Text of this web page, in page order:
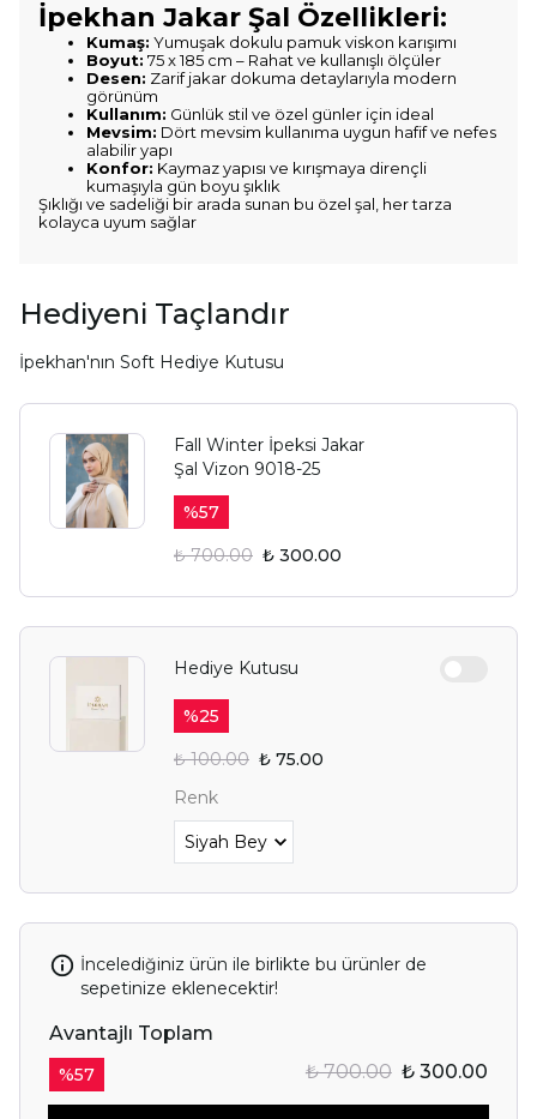
İpekhan Jakar Şal Özellikleri:
Kumaş: Yumuşak dokulu pamuk viskon karışımı
Boyut: 75 x 185 cm – Rahat ve kullanışlı ölçüler
Desen: Zarif jakar dokuma detaylarıyla modern
görünüm
Kullanım: Günlük stil ve özel günler için ideal
Mevsim: Dört mevsim kullanıma uygun hafif ve nefes
alabilir yapı
Konfor: Kaymaz yapısı ve kırışmaya dirençli
kumaşıyla gün boyu şıklık
Şıklığı ve sadeliği bir arada sunan bu özel şal, her tarza
kolayca uyum sağlar
Hediyeni Taçlandır
İpekhan'nın Soft Hediye Kutusu
Fall Winter İpeksi Jakar
Şal Vizon 9018-25
%57
₺ 700.00 ₺ 300.00
Hediye Kutusu
%25
₺ 100.00 ₺ 75.00
Renk
İncelediğiniz ürün ile birlikte bu ürünler de
sepetinize eklenecektir!
Avantajlı Toplam
%57 ₺ 700.00 ₺ 300.00